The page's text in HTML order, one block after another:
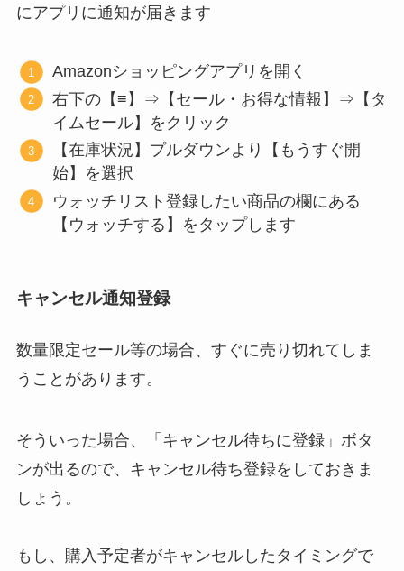
にアプリに通知が届きます
Amazonショッピングアプリを開く
右下の【≡】⇒【セール・お得な情報】⇒【タ
イムセール】をクリック
【在庫状況】プルダウンより【もうすぐ開
始】を選択
ウォッチリスト登録したい商品の欄にある
【ウォッチする】をタップします
キャンセル通知登録
数量限定セール等の場合、すぐに売り切れてしま
うことがあります。
そういった場合、「キャンセル待ちに登録」ボタ
ンが出るので、キャンセル待ち登録をしておきま
しょう。
もし、購入予定者がキャンセルしたタイミングで